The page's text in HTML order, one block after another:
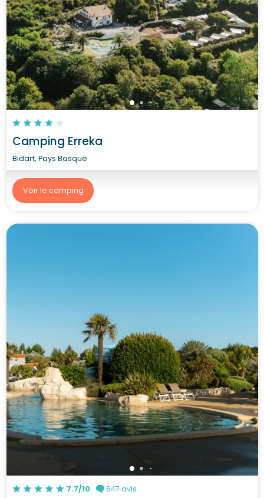
Camping Erreka
Bidart, Pays Basque
Voir le camping
7.7/10 647 avis